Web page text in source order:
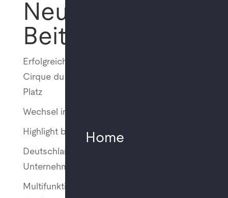
Home
Neueste
Beiträge
Erfolgreich umgesetzt: MMT unterstützt
Cirque du Soleil bei „ALIZÉ“ am Potsdamer
Platz
Wechsel in der Geschäftsführung
Highlight bei Young Euro Classic 2025
Deutschlandweite Offices für „Big Four“
Unternehmen
Multifunktionale Nutzung im Studio 1 Atelier